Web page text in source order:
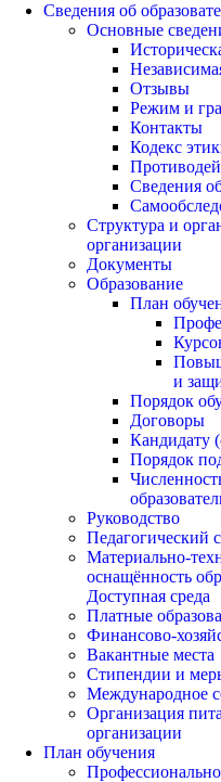
Сведения об
Основные
Отзывы
Режим и
Контакты
Кодекс
Сведения
Структура и
организации
Документы
Образование
План
и
Порядок
Договоры
Кандидату
Порядок
Руководство
Педагогический
Материально-
оснащённость
Доступная среда
Платные
Финансово-
Вакантные места
Стипендии и
Международное
Организация
организации
План обучения